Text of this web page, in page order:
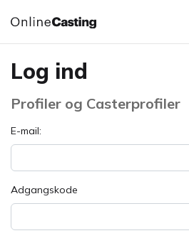
Log ind
Profiler og Casterprofiler
E-mail:
Adgangskode